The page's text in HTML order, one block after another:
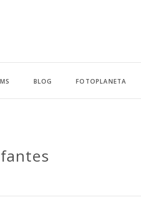
BLOG FOTOPLANETA